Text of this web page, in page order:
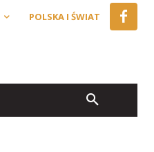
POLSKA I ŚWIAT